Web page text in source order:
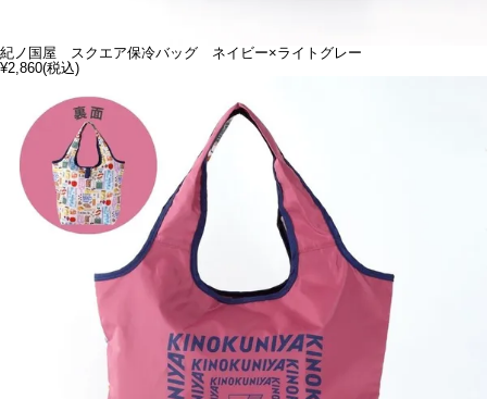
紀ノ国屋 スクエア保冷バッグ ネイビー×ライトグレー
¥2,860(税込)